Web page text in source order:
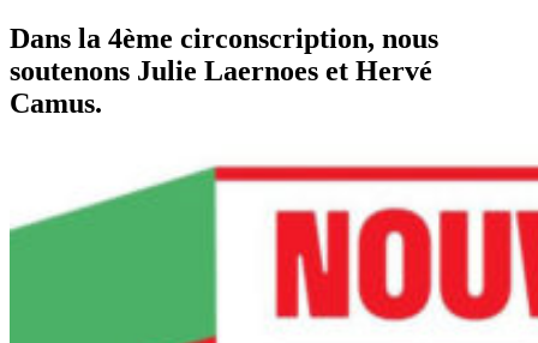
Dans la 4ème circonscription, nous
soutenons Julie Laernoes et Hervé
Camus.